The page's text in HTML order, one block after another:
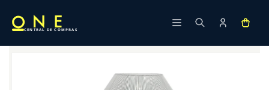
directamente
al contenido
CENTRAL DE COMPRAS